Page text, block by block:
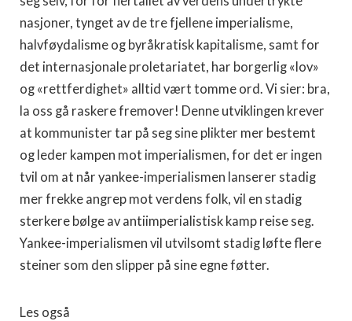
nasjoner, tynget av de tre fjellene imperialisme,
halvføydalisme og byråkratisk kapitalisme, samt for
det internasjonale proletariatet, har borgerlig «lov»
og «rettferdighet» alltid vært tomme ord. Vi sier: bra,
la oss gå raskere fremover! Denne utviklingen krever
at kommunister tar på seg sine plikter mer bestemt
og leder kampen mot imperialismen, for det er ingen
tvil om at når yankee-imperialismen lanserer stadig
mer frekke angrep mot verdens folk, vil en stadig
sterkere bølge av antiimperialistisk kamp reise seg.
Yankee-imperialismen vil utvilsomt stadig løfte flere
steiner som den slipper på sine egne føtter.
Les også